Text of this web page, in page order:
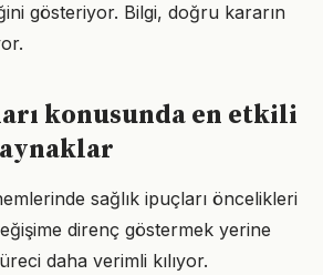
gösteriyor. Bilgi, doğru kararın
konusunda en etkili
sağlık ipuçları öncelikleri
direnç göstermek yerine
daha verimli kılıyor.